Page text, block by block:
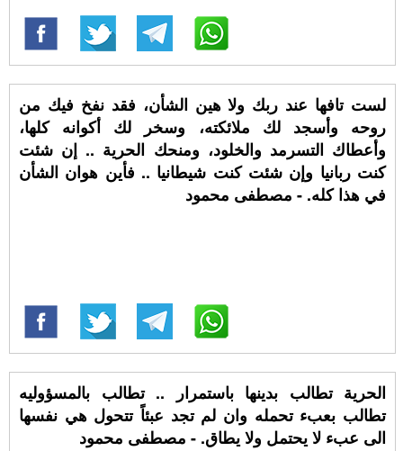
لست تافها عند ربك ولا هين الشأن، فقد نفخ فيك من
روحه وأسجد لك ملائكته، وسخر لك أكوانه كلها،
وأعطاك التسرمد والخلود، ومنحك الحرية .. إن شئت
كنت ربانيا وإن شئت كنت شيطانيا .. فأين هوان الشأن
في هذا كله. - مصطفى محمود
الحرية تطالب بدينها باستمرار .. تطالب بالمسؤوليه
تطالب بعبء تحمله وان لم تجد عبئاً تتحول هي نفسها
الى عبء لا يحتمل ولا يطاق. - مصطفى محمود